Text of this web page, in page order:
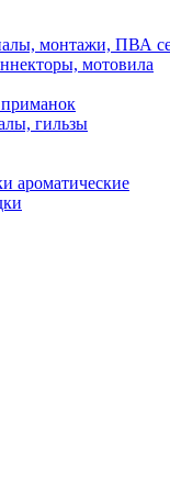
монтажи, ПВА
мотовила
гильзы
ароматические